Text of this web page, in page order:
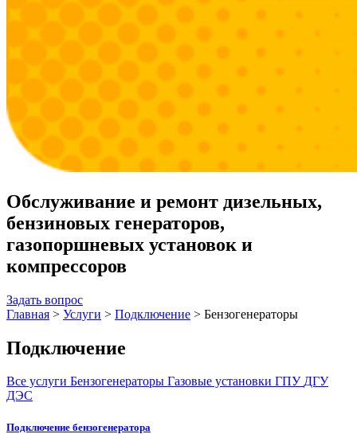
Обслуживание и ремонт дизельных,
бензиновых генераторов,
газопоршневых установок и
компрессоров
Задать вопрос
Главная > Услуги > Подключение > Бензогенераторы
Подключение
Все услуги Бензогенераторы Газовые установки ГПУДГУ
ДЭС
Подключение бензогенератора